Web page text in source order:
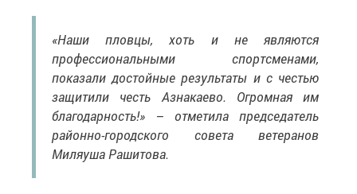
«Наши пловцы, хоть и не являются
профессиональными спортсменами,
показали достойные результаты и с честью
защитили честь Азнакаево. Огромная им
благодарность!» – отметила председатель
районно-городского совета ветеранов
Миляуша Рашитова.